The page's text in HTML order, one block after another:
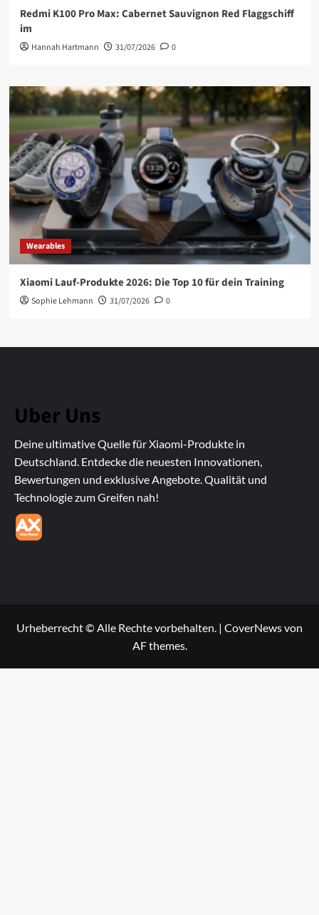
Redmi K100 Pro Max: Cabernet Sauvignon Red Flaggschiff
im
Hannah Hartmann 31/07/2026 0
Wearables
Xiaomi Lauf-Produkte 2026: Die Top 10 für dein Training
Sophie Lehmann 31/07/2026 0
Uber Uns
Deine ultimative Quelle für Xiaomi-Produkte in
Deutschland. Entdecke die neuesten Innovationen,
Bewertungen und exklusive Angebote. Qualität und
Technologie zum Greifen nah!
Urheberrecht © Alle Rechte vorbehalten. | CoverNewsvon
AF themes.